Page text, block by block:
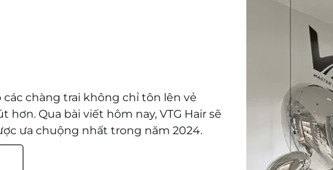
chàng trai không chỉ tôn lên vẻ
Qua bài viết hôm nay, VTG Hair sẽ
ưa chuộng nhất trong năm 2024.